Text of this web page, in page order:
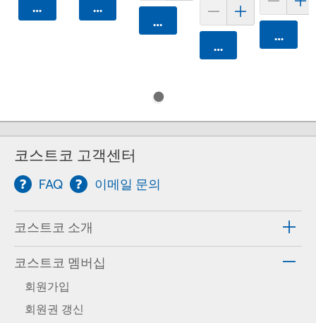
카트에 담기 카트에 담기
카트에 담기
카트에 담기
카트에
코스트코 고객센터
FAQ 이메일 문의
코스트코 소개
코스트코 멤버십
회원가입
회원권 갱신